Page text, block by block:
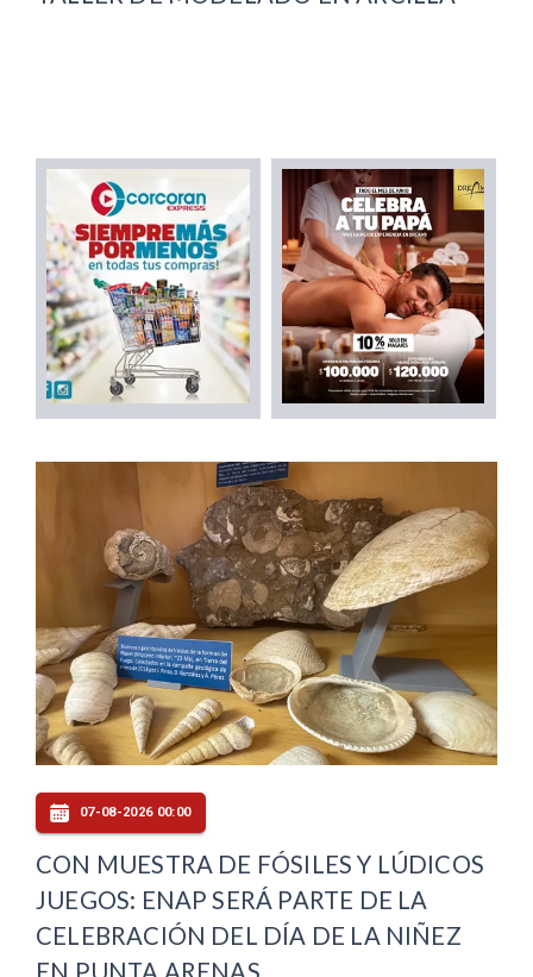
07-08-2026 00:00
CON MUESTRA DE FÓSILES Y LÚDICOS
JUEGOS: ENAP SERÁ PARTE DE LA
CELEBRACIÓN DEL DÍA DE LA NIÑEZ
EN PUNTA ARENAS